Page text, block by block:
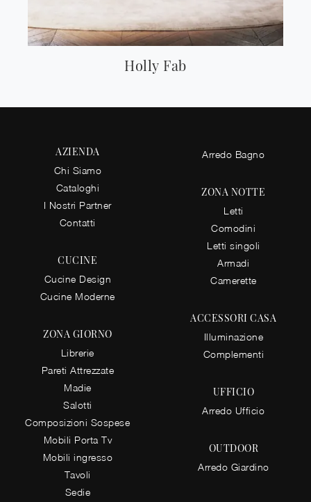
Holly Fab
AZIENDA
Chi Siamo
Cataloghi
I Nostri Partner
Contatti
CUCINE
Cucine Design
Cucine Moderne
ZONA GIORNO
Librerie
Pareti Attrezzate
Madie
Salotti
Composizioni Sospese
Mobili Porta Tv
Mobili ingresso
Tavoli
Sedie
Arredo Bagno
ZONA NOTTE
Letti
Comodini
Letti singoli
Armadi
Camerette
ACCESSORI CASA
Illuminazione
Complementi
UFFICIO
Arredo Ufficio
OUTDOOR
Arredo Giardino